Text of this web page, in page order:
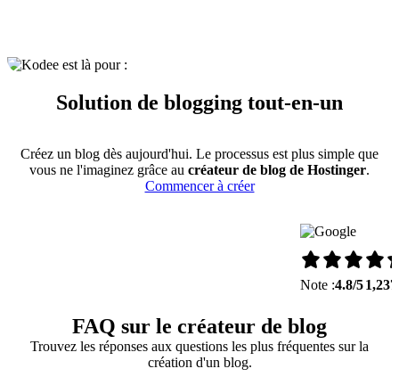
Solution de blogging tout-en-un
Créez un blog dès aujourd'hui. Le processus est plus simple que
vous ne l'imaginez grâce au créateur de blog de Hostinger.
Commencer à créer
Note :4.8/51,237
FAQ sur le créateur de blog
Trouvez les réponses aux questions les plus fréquentes sur la
création d'un blog.